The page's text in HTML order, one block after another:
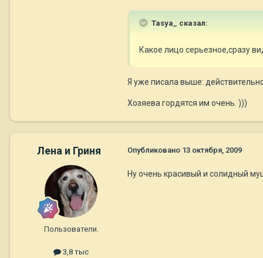
Tasya_ сказал:
Какое лицо серьезное,сразу
Я уже писала выше:
Хозяева гордятся им очень. )))
Лена и Гриня
Пользователи.
3,8 тыс
Опубликовано 13 октября, 2009
Ну очень красивый и солидный